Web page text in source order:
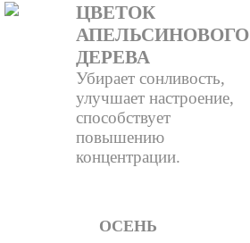
ЦВЕТОК
АПЕЛЬСИНОВОГО
ДЕРЕВА
Убирает сонливость,
улучшает настроение,
способствует
повышению
концентрации.
ОСЕНЬ